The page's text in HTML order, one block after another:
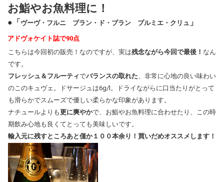
お鮨やお魚料理に！
●「ヴーヴ・フルニ ブラン・ド・ブラン プルミエ・クリュ 」
アドヴォケイト誌で90点
こちらは今回初の販売！なのですが、実は残念ながら今回で最後！ なん
です。
フレッシュ＆フルーティでバランスの取れた、非常に心地の良い味わい
のこのキュヴェ。ドサージュは6g/l。ドライながらに口当たりがとって
も滑らかでスムーズで優しい柔らかな印象があります。
ナチュールよりも更に爽やかで、お鮨やお魚料理に合わせたり、この時
期飲み心地も良くてとっても美味しいです。
輸入元に残すところあと僅か１００本余り！買いだめオススメします！